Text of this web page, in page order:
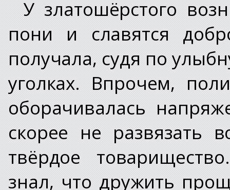
У златошёрстого
пони и славятся
получала, судя по
уголках. Впрочем,
оборачивалась
скорее не развязать
твёрдое
знал, что дружить